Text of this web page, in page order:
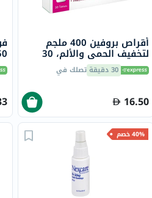
أقراص بروفين 400 ملجم
لتخفيف الحمى والألم، 30
حفاضة30 دقيقة تصلك في
16.50
50
40% خصم